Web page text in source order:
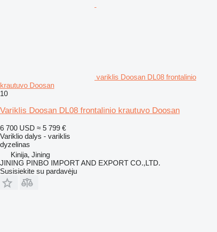
variklis Doosan DL08 frontalinio
krautuvo Doosan
10
Variklis Doosan DL08 frontalinio krautuvo Doosan
6 700 USD ≈ 5 799 €
Variklio dalys - variklis
dyzelinas
Kinija, Jining
JINING PINBO IMPORT AND EXPORT CO.,LTD.
Susisiekite su pardavėju